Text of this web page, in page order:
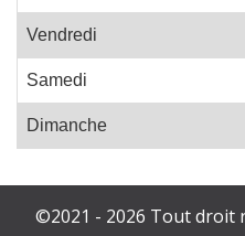
Vendredi
Samedi
Dimanche
©2021 - 2026 Tout droit